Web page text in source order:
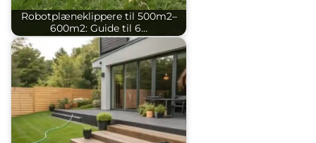
Robotplæneklippere til 500m2–
600m2: Guide til 6…